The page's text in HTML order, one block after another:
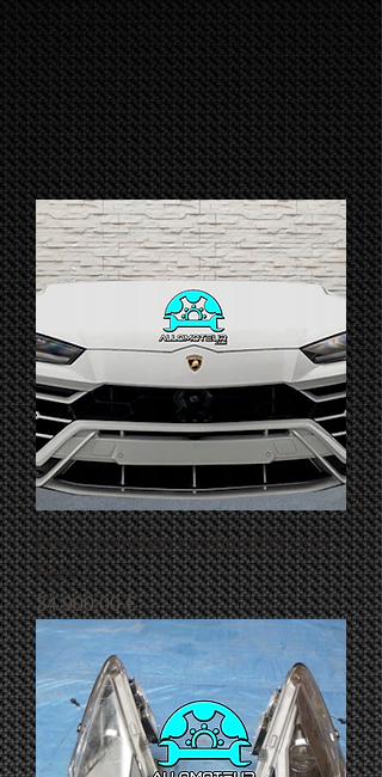
Frente completo Lamborghini Urus
Fase 1
Precio
34.900,00 €